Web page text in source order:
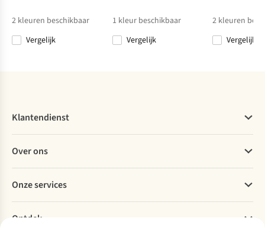
€75,00
2 kleuren beschikbaar
Vergelijk
1 kleur beschikbaar
Vergelijk
2 kleuren
Vergelijk
Klantendienst
Bestellen
Betalen
Levering
Retourneren
Bestelling herroepen
Over ons
Explore More
Verantwoord ondernemen
Over Ayacucho
Onze services
Ontdek